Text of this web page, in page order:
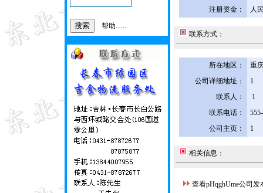
帮助......
注册资金：
人
联系方式：
所在地区：
重
公司详细地址：
1
联系人：
1
联系电话：
公司主页：
1
相关信息：
查看pHqghUme公司发